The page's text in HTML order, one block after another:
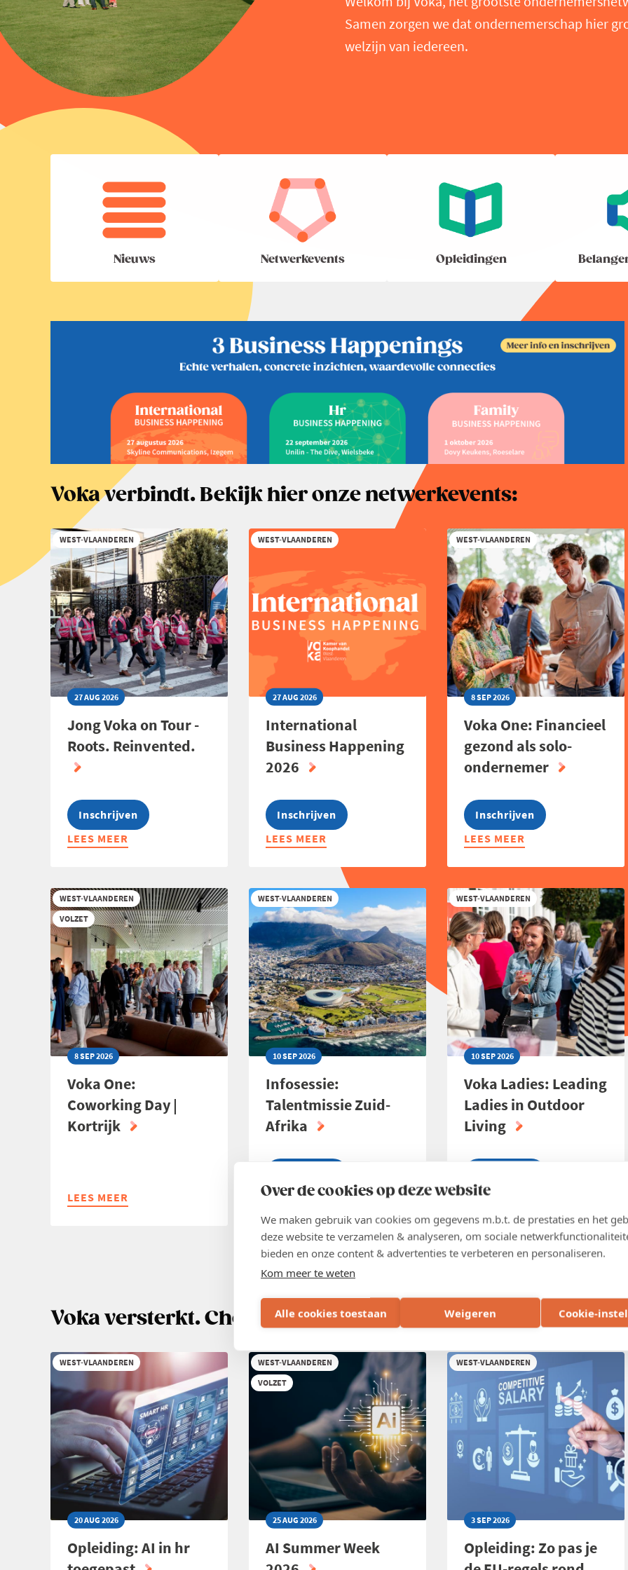
Over de cookies op deze website
We maken gebruik van cookies om gegevens m.b.t. de prestaties en het
deze website te verzamelen & analyseren, om sociale
bieden en onze content & advertenties te verbeteren en personaliseren.
Kom meer te weten
Alle cookies toestaan Weigeren Cookie-
Samen zorgen we dat ondernemerschap hier
welzijn van iedereen.
Nieuws Netwerkevents Opleidingen
Voka verbindt. Bekijk hier onze netwerkevents:
WEST-VLAANDEREN
27 AUG 2026
Jong Voka on Tour -
Roots. Reinvented.
Inschrijven
LEES MEER
ABOUT
ON
TOUR
-
ROOTS.
REINVENTED.
WEST-VLAANDEREN
27 AUG 2026
International
Business Happening
2026
Inschrijven
LEES MEER
ABOUT
HAPPENING
2026
WEST-VLAANDEREN
8 SEP 2026
Voka One: Financieel
gezond als solo-
ondernemer
Inschrijven
LEES MEER
ABOUT
ONE:
FINANCIEEL
GEZOND
ALS
SOLO-
ONDERNEMER
WEST-VLAANDEREN
VOLZET
8 SEP 2026
Voka One:
Coworking Day |
Kortrijk
LEES MEER
ABOUT
WEST-VLAANDEREN
10 SEP 2026
Infosessie:
Talentmissie Zuid-
Afrika
LEES MEER
ABOUT
INFOSESSIE:
TALENTMISSIE
ZUID-
WEST-VLAANDEREN
10 SEP 2026
Voka Ladies: Leading
Ladies in Outdoor
Living
LEES MEER
ABOUT
VOKA
LADIES:
LEADING
OUTDOOR
LIVING
Voka versterkt. Check hier onze opleidingen:
WEST-VLAANDEREN
20 AUG 2026
Opleiding: AI in hr
WEST-VLAANDEREN
VOLZET
25 AUG 2026
AI Summer Week
WEST-VLAANDEREN
3 SEP 2026
Opleiding: Zo pas je